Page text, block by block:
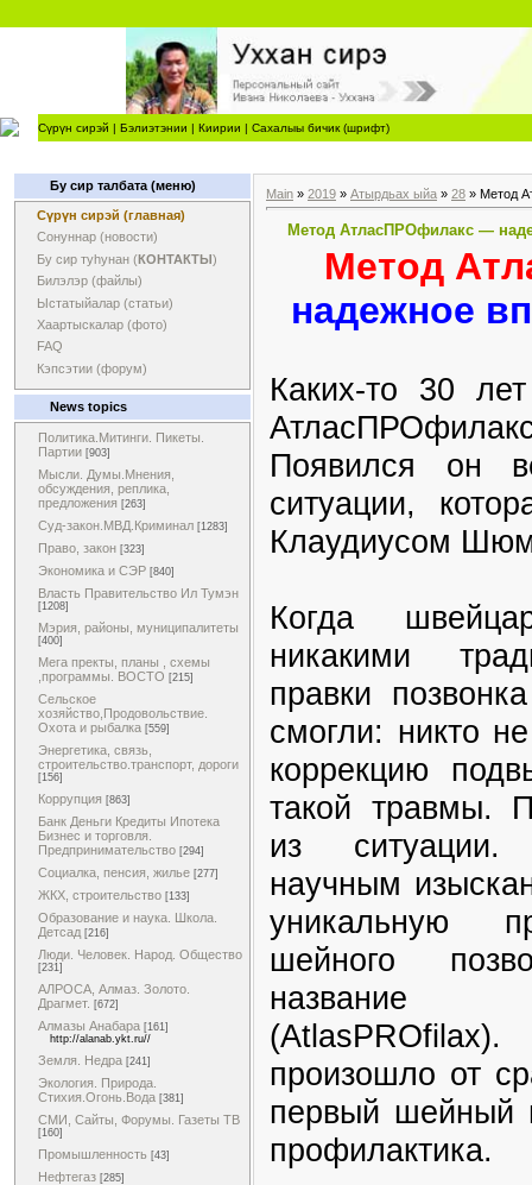
Сүрүн сирэй | Бэлиэтэнии | Киирии | Сахалыы бичик (шрифт)
Бу сир талбата (меню)
Сүрүн сирэй (главная)
Сонуннар (новости)
Бу сир туһунан (КОНТАКТЫ)
Билэлэр (файлы)
Ыстатыйалар (статьи)
Хаартыскалар (фото)
FAQ
Кэпсэтии (форум)
News topics
Политика.Митинги. Пикеты.
Партии [903]
Мысли. Думы.Мнения,
обсуждения, реплика,
предложения [263]
Суд-закон.МВД.Криминал [1283]
Право, закон [323]
Экономика и СЭР [840]
Власть Правительство Ил Тумэн
[1208]
Мэрия, районы, муниципалитеты
[400]
Мега пректы, планы , схемы
,программы. ВОСТО [215]
Сельское
хозяйство,Продовольствие.
Охота и рыбалка [559]
Энергетика, связь,
строительство.транспорт, дороги
[156]
Коррупция [863]
Банк Деньги Кредиты Ипотека
Бизнес и торговля.
Предпринимательство [294]
Социалка, пенсия, жилье [277]
ЖКХ, строительство [133]
Образование и наука. Школа.
Детсад [216]
Люди. Человек. Народ. Общество
[231]
АЛРОСА, Алмаз. Золото.
Драгмет. [672]
Алмазы Анабара [161]
http://alanab.ykt.ru//
Земля. Недра [241]
Экология. Природа.
Стихия.Огонь.Вода [381]
СМИ, Сайты, Форумы. Газеты ТВ
[160]
Промышленность [43]
Нефтегаз [285]
Main » 2019 » Атырдьах ыйа » 28 » Метод
Метод АтласПРОфилакс —
Метод
надежное
Каких-то 30
Появился он
ситуации,
Клаудиусом
Когда
никакими
правки
смогли: никто
коррекцию
такой травмы.
из ситуации.
научным
уникальную
шейного
название
произошло от
первый шейный
профилактика.